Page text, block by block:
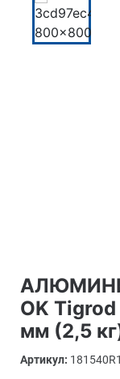
OK
мм (2,5
Артикул: